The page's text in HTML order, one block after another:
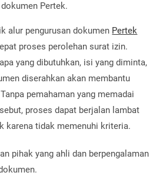
Pertek.
alur pengurusan dokumen Pertek
proses perolehan surat izin.
yang dibutuhkan, isi yang diminta,
diserahkan akan membantu
pemahaman yang memadai
proses dapat berjalan lambat
karena tidak memenuhi kriteria.
pihak yang ahli dan berpengalaman